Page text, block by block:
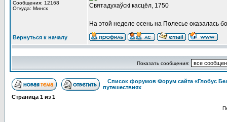
Сообщения: 12168
Откуда: Минск
Святадухаўскi касцёл, 1750
На этой неделе осень на Полесье оказалась
Вернуться к началу
Показать сообщения:
Список форумов Форум сайта «Глобус
путешествиях
Страница 1 из 1